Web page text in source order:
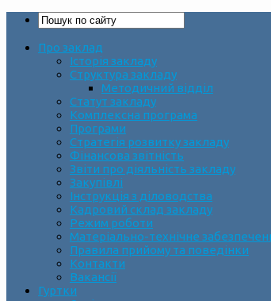
Про заклад
Історія закладу
Структура закладу
Методичний відділ
Статут закладу
Комплексна програма
Програми
Стратегія розвитку закладу
Фінансова звітність
Звіти про діяльність закладу
Закупівлі
Інструкція з діловодства
Кадровий склад закладу
Режим роботи
Матеріально-технічне
Правила прийому та поведінки
Контакти
Вакансії
Гуртки